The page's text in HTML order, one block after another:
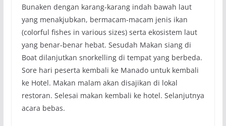
Bunaken dengan karang-karang indah bawah laut
yang menakjubkan, bermacam-macam jenis ikan
(colorful fishes in various sizes) serta ekosistem laut
yang benar-benar hebat. Sesudah Makan siang di
Boat dilanjutkan snorkelling di tempat yang berbeda.
Sore hari peserta kembali ke Manado untuk kembali
ke Hotel. Makan malam akan disajikan di lokal
restoran. Selesai makan kembali ke hotel. Selanjutnya
acara bebas.